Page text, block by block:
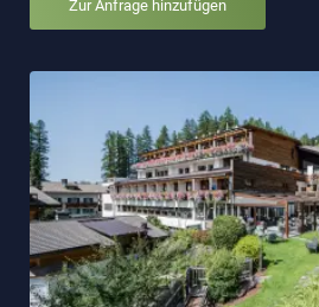
Zur Anfrage hinzufügen